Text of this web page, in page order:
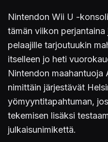
Nintendon Wii U -
tämän viikon
pelaajille tarjoutuukin
itselleen jo heti
Nintendon maahantuoja
nimittäin järjestävät
yömyyntitapahtuman,
tekemisen lisäksi
julkaisunimikettä.